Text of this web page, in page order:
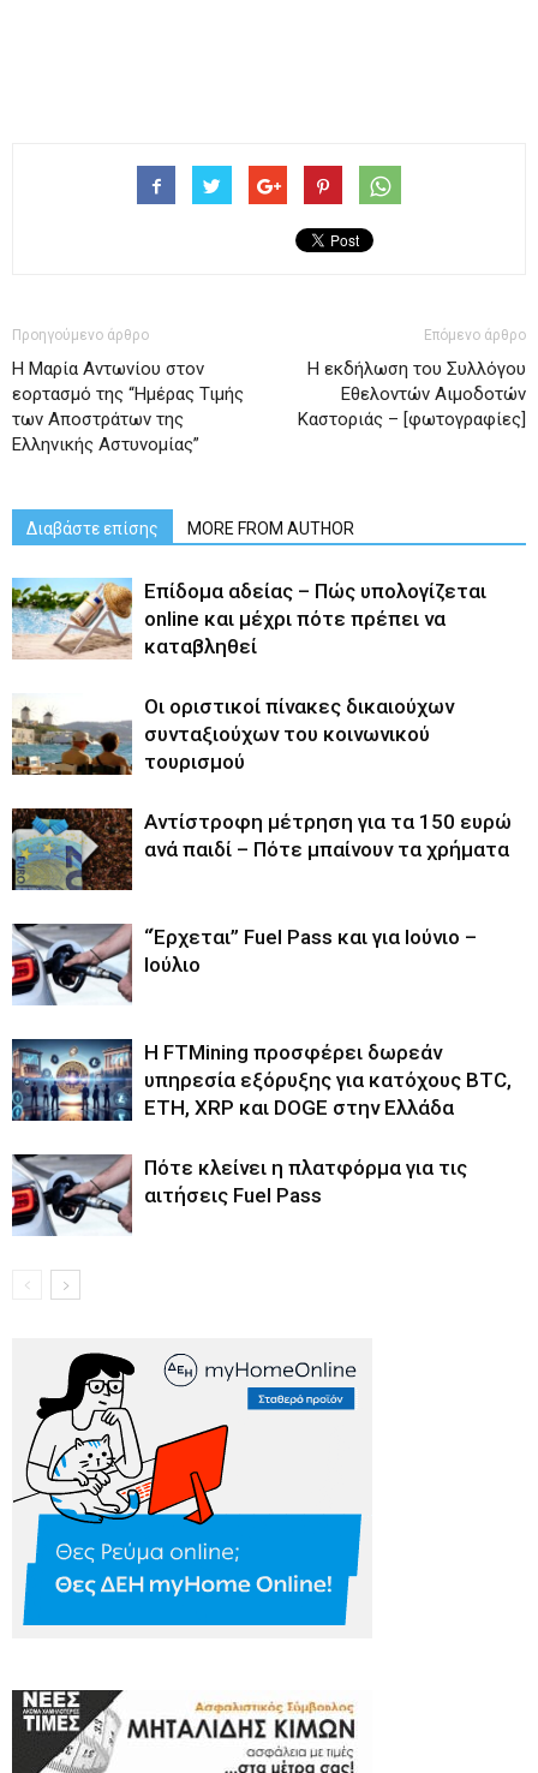
Προηγούμενο άρθρο
Η Μαρία Αντωνίου στον
εορτασμό της “Ημέρας Τιμής
των Αποστράτων της
Ελληνικής Αστυνομίας”
Επόμενο άρθρο
Η εκδήλωση του Συλλόγου
Εθελοντών Αιμοδοτών
Καστοριάς – [φωτογραφίες]
Διαβάστε επίσης MORE FROM AUTHOR
Επίδομα αδείας – Πώς υπολογίζεται
online και μέχρι πότε πρέπει να
καταβληθεί
Οι οριστικοί πίνακες δικαιούχων
συνταξιούχων του κοινωνικού
τουρισμού
Αντίστροφη μέτρηση για τα 150 ευρώ
ανά παιδί – Πότε μπαίνουν τα χρήματα
“Έρχεται” Fuel Pass και για Ιούνιο –
Ιούλιο
Η FTMining προσφέρει δωρεάν
υπηρεσία εξόρυξης για κατόχους BTC,
ETH, XRP και DOGE στην Ελλάδα
Πότε κλείνει η πλατφόρμα για τις
αιτήσεις Fuel Pass